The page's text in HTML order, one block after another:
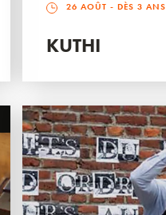
26 AOÛT - DÈS 3 ANS
KUTHI